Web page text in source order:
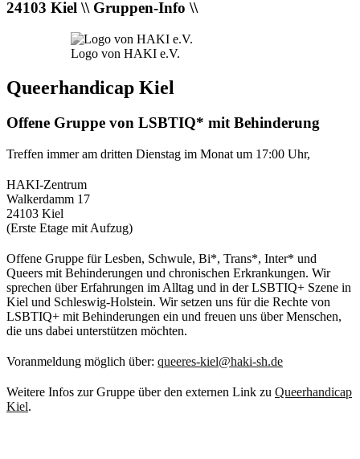
24103 Kiel \\ Gruppen-Info \\
Logo von HAKI e.V.
Queerhandicap Kiel
Offene Gruppe von LSBTIQ* mit Behinderung
Treffen immer am dritten Dienstag im Monat um 17:00 Uhr,
HAKI-Zentrum
Walkerdamm 17
24103 Kiel
(Erste Etage mit Aufzug)
Offene Gruppe für Lesben, Schwule, Bi*, Trans*, Inter* und
Queers mit Behinderungen und chronischen Erkrankungen. Wir
sprechen über Erfahrungen im Alltag und in der LSBTIQ+ Szene in
Kiel und Schleswig-Holstein. Wir setzen uns für die Rechte von
LSBTIQ+ mit Behinderungen ein und freuen uns über Menschen,
die uns dabei unterstützen möchten.
Voranmeldung möglich über: queeres-kiel@haki-sh.de
Weitere Infos zur Gruppe über den externen Link zu Queerhandicap
Kiel.